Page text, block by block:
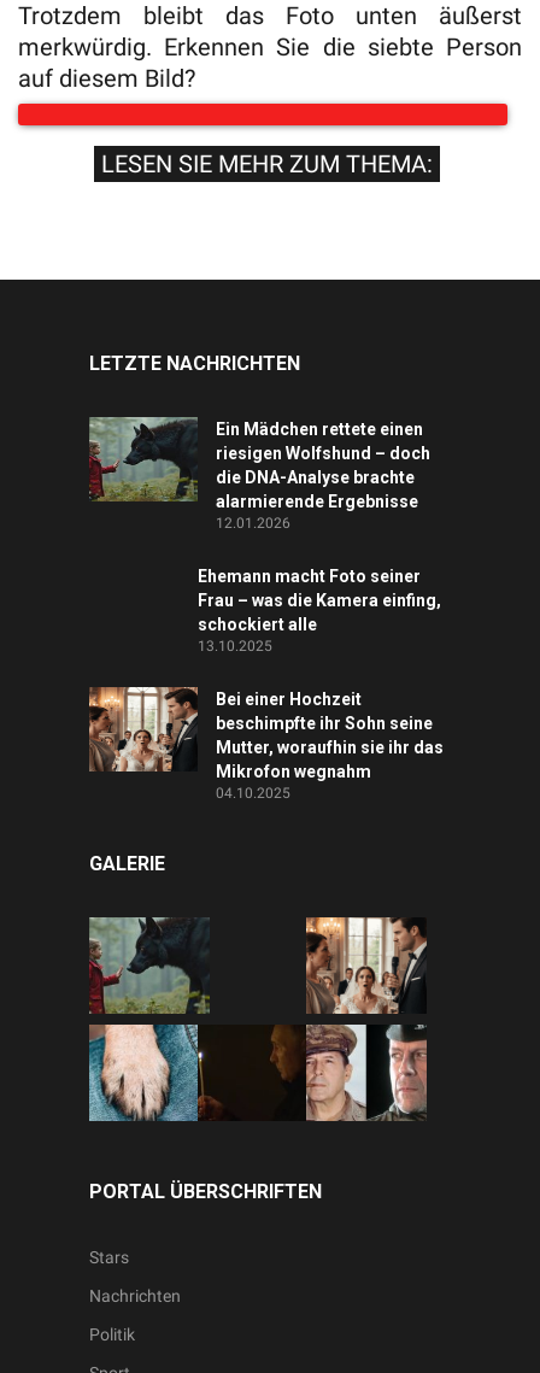
Trotzdem bleibt das Foto unten äußerst
merkwürdig. Erkennen Sie die siebte Person
auf diesem Bild?
LESEN SIE MEHR ZUM THEMA:
LETZTE NACHRICHTEN
Ein Mädchen rettete einen
riesigen Wolfshund – doch
die DNA-Analyse brachte
alarmierende Ergebnisse
12.01.2026
Ehemann macht Foto seiner
Frau – was die Kamera einfing,
schockiert alle
13.10.2025
Bei einer Hochzeit
beschimpfte ihr Sohn seine
Mutter, woraufhin sie ihr das
Mikrofon wegnahm
04.10.2025
GALERIE
PORTAL ÜBERSCHRIFTEN
Stars
Nachrichten
Politik